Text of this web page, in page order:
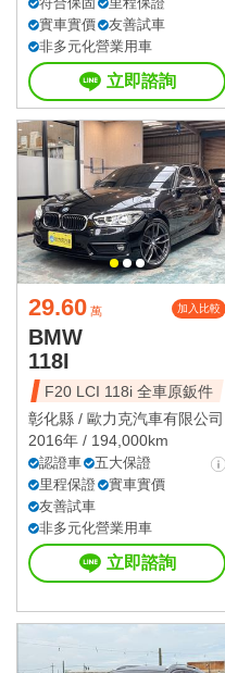
實車實價
友善試車
非多元化營業用車
立即諮詢
29.60 萬 加入比較
BMW
118I
F20 LCI 118i 全車原鈑件
彰化縣 / 歐力克汽車有限公司
2016年 / 194,000km
認證車
五大保證
里程保證
實車實價
友善試車
非多元化營業用車
立即諮詢